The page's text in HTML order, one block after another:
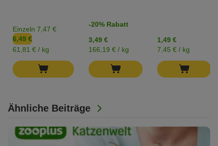
Ähnliche Beiträge
Einzeln 7,47 €
6,49 €
61,81 € / kg
-20% Rabatt
3,49 €
166,19 € / kg
1,49 €
7,45 € / kg